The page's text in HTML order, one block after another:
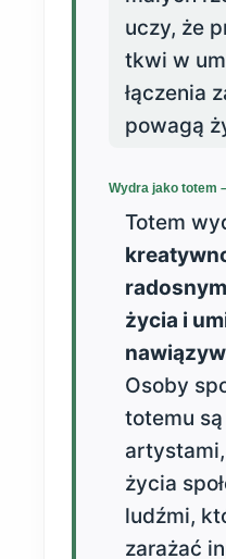
uczy, że
tkwi w
łączenia
powagą
Wydra jako totem
Totem
życia i
Osoby
totemu
życia
ludźmi,
zarażać